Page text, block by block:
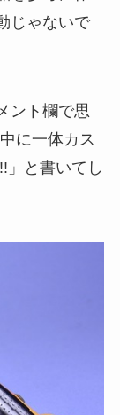
じゃないで
ント欄で思
に一体カス
」と書いてし